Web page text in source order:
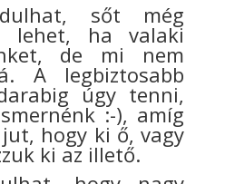
sőt még
lehet, ha valaki
de mi nem
A legbiztosabb
úgy tenni,
:-), amíg
hogy ki ő, vagy
ki az illető.